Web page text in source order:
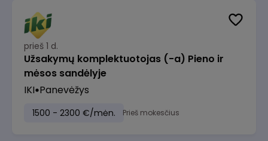
prieš 1 d.
Užsakymų komplektuotojas (-a) Pieno ir
mėsos sandėlyje
IKI Panevėžys
1500 - 2300 €/mėn. Prieš mokesčius